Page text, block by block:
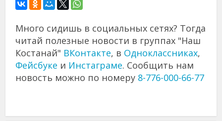
Много сидишь в социальных сетях? Тогда
читай полезные новости в группах "Наш
Костанай" ВКонтакте, в Одноклассниках,
Фейсбуке и Инстаграме. Сообщить нам
новость можно по номеру 8-776-000-66-77